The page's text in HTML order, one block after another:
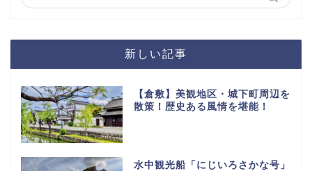
新しい記事
【倉敷】美観地区・城下町周辺を
散策！歴史ある風情を堪能！
水中観光船「にじいろさかな号」